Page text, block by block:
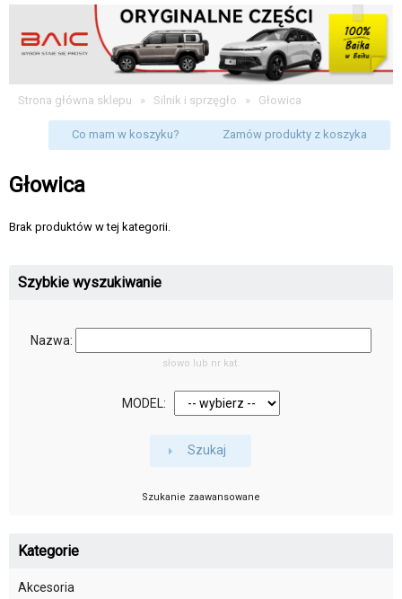
Strona główna sklepu » Silnik i sprzęgło » Głowica
Co mam w koszyku? Zamów produkty z koszyka
Głowica
Brak produktów w tej kategorii.
Szybkie wyszukiwanie
Nazwa:
słowo lub nr kat.
MODEL:
Szukaj
Szukanie zaawansowane
Kategorie
Akcesoria